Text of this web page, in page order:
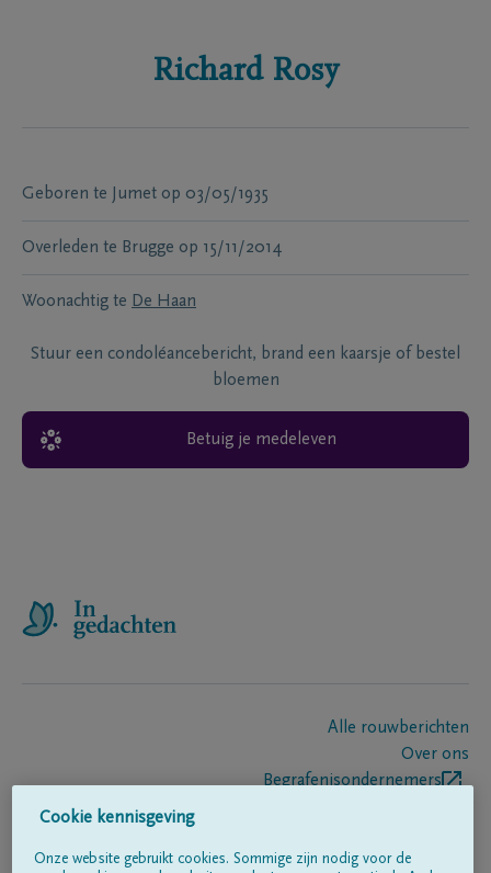
Richard Rosy
Geboren te Jumet op 03/05/1935
Overleden te Brugge op 15/11/2014
Woonachtig te De Haan
Stuur een condoléancebericht, brand een kaarsje of bestel
bloemen
Betuig je medeleven
Alle rouwberichten
Over ons
Begrafenisondernemers
Cookie kennisgeving
Onze website gebruikt cookies. Sommige zijn nodig voor de